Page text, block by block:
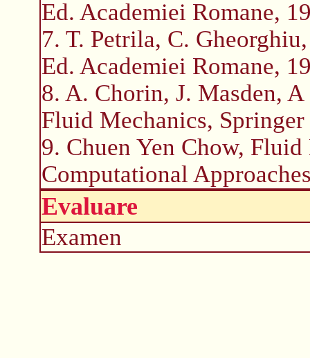
Ed. Academiei Romane,
7. T. Petrila, C.
Ed. Academiei Romane,
8. A. Chorin, J. Masden,
Fluid Mechanics,
9. Chuen Yen Chow,
Computational
Evaluare
Examen